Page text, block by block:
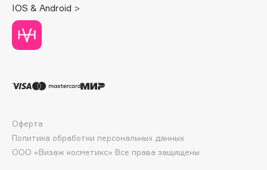
Deonica
Dessange
Divage
DP Daily Perfection
IOS & Android >
ООО «Визаж косметикс» Все права защищены
Оферта
Политика обработки персональных данных